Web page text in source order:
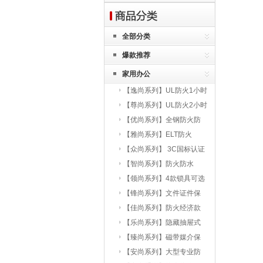
公安部消防局2014年火灾统计
表明，冬春季节（1至5月和12
月）全国共发生火灾25万余
起，平均每天1374起，夏秋季
节（6至11月）共发生火灾14.
5万起，平均每天790起，冬春
季节的火灾发生率比夏秋季节
高73.9%。
全部分类
爆款推荐
家用办公
【逸尚系列】UL防火1小时
【尊尚系列】UL防火2小时
【优尚系列】全钢防火防
盗
【雅尚系列】ELT防火
【众尚系列】 3C国标认证
【智尚系列】防火防水
【领尚系列】4款锁具可选
【锋尚系列】文件证件保
护
【佳尚系列】防火经济款
【乐尚系列】隐藏抽屉式
【臻尚系列】磁带媒介保
护
【安尚系列】大型专业防